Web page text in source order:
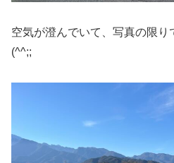
空気が澄んでいて、写真の限
(^^;;